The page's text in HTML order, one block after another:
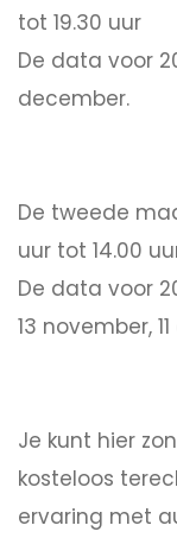
tot 19.30 uur
De data voor
december.
De tweede
uur tot 14.00
De data voor
13 november,
Je kunt hier
kosteloos
ervaring met